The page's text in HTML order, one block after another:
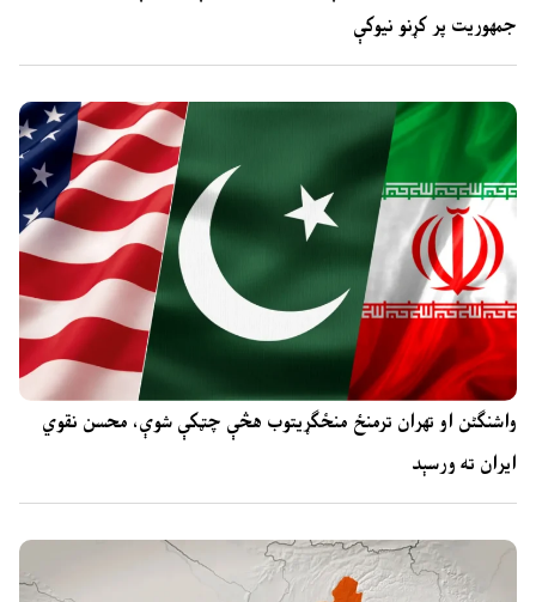
جمهوریت پر کړنو نیوکې
واشنگٹن او تهران ترمنځ منځګړیتوب هڅې چټکې شوې، محسن نقوي
ایران ته ورسېد